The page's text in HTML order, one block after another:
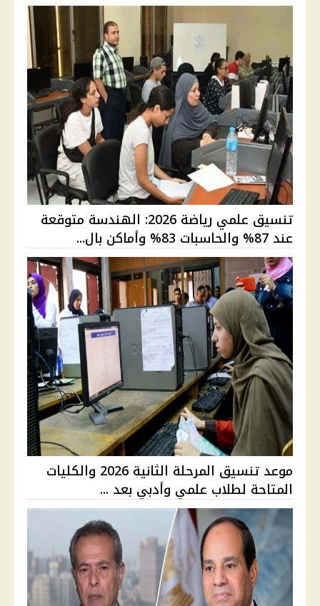
تنسيق علمي رياضة 2026: الهندسة متوقعة
عند 87% والحاسبات 83% وأماكن بال...
موعد تنسيق المرحلة الثانية 2026 والكليات
المتاحة لطلاب علمي وأدبي بعد ...